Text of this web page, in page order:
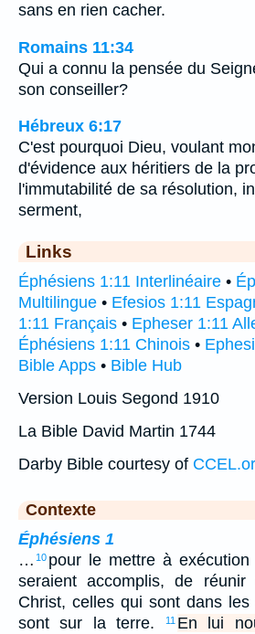
sans en rien cacher.
Romains 11:34
Qui a connu la pensée du
son conseiller?
Hébreux 6:17
C'est pourquoi Dieu, voulant
d'évidence aux héritiers de la
l'immutabilité de sa résolution,
serment,
Links
Éphésiens 1:11 Interlinéaire •
Multilingue • Efesios 1:11
1:11 Français • Epheser 1:11
Éphésiens 1:11 Chinois •
Bible Apps • Bible Hub
Version Louis Segond 1910
La Bible David Martin 1744
Darby Bible courtesy of
Contexte
Éphésiens 1
… 10 pour le mettre à
seraient accomplis, de
Christ, celles qui sont dans
sont sur la terre.
11 En lui